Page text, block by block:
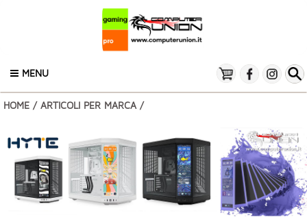
MENU
HOME / ARTICOLI PER MARCA /